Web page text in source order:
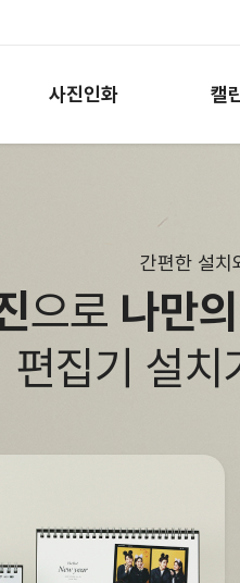
사진인화 캘
간편한 설치
으로 나만
편집기 설치